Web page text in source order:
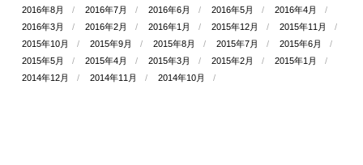
2016年8月
2016年7月 2016年6月 2016年5月
2016年4月
2016年3月
2016年2月 2016年1月 2015年12月
2015年11月
2015年10月
2015年9月 2015年8月 2015年7月
2015年6月
2015年5月
2015年4月 2015年3月 2015年2月
2015年1月
2014年12月
2014年11月 2014年10月